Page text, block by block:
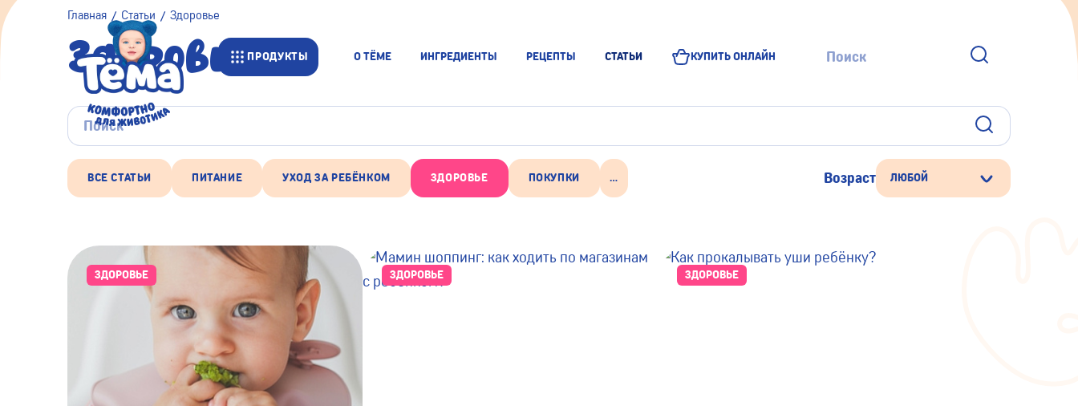
ПРОДУКТЫ О ТЁМЕ ИНГРЕДИЕНТЫ РЕЦЕПТЫ СТАТЬИ КУПИТЬ ОНЛАЙН
Главная Статьи Здоровье
Здоровье
ВСЕ СТАТЬИ ПИТАНИЕ УХОД ЗА РЕБЁНКОМ ЗДОРОВЬЕ ПОКУПКИ ... Возраст ЛЮБОЙ
ЗДОРОВЬЕ ЗДОРОВЬЕ ЗДОРОВЬЕ